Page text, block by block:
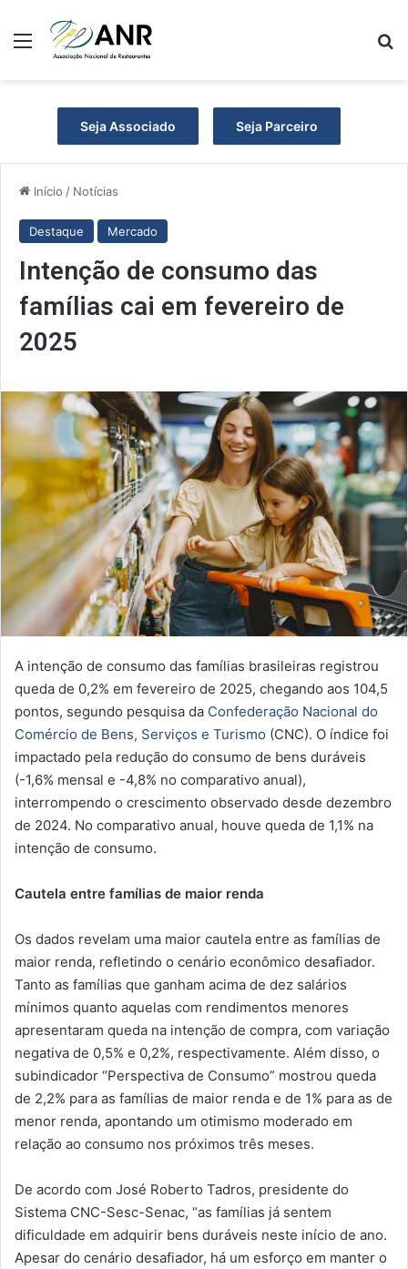
Menu
Seja Associado Seja Parceiro
Início / Notícias
Destaque Mercado
Intenção de consumo das
famílias cai em fevereiro de
2025
A intenção de consumo das famílias brasileiras registrou
queda de 0,2% em fevereiro de 2025, chegando aos 104,5
pontos, segundo pesquisa da Confederação Nacional do
Comércio de Bens, Serviços e Turismo (CNC). O índice foi
impactado pela redução do consumo de bens duráveis
(-1,6% mensal e -4,8% no comparativo anual),
interrompendo o crescimento observado desde dezembro
de 2024. No comparativo anual, houve queda de 1,1% na
intenção de consumo.
Cautela entre famílias de maior renda
Os dados revelam uma maior cautela entre as famílias de
maior renda, refletindo o cenário econômico desafiador.
Tanto as famílias que ganham acima de dez salários
mínimos quanto aquelas com rendimentos menores
apresentaram queda na intenção de compra, com variação
negativa de 0,5% e 0,2%, respectivamente. Além disso, o
subindicador “Perspectiva de Consumo” mostrou queda
de 2,2% para as famílias de maior renda e de 1% para as de
menor renda, apontando um otimismo moderado em
relação ao consumo nos próximos três meses.
De acordo com José Roberto Tadros, presidente do
Sistema CNC-Sesc-Senac, “as famílias já sentem
dificuldade em adquirir bens duráveis neste início de ano.
Apesar do cenário desafiador, há um esforço em manter o